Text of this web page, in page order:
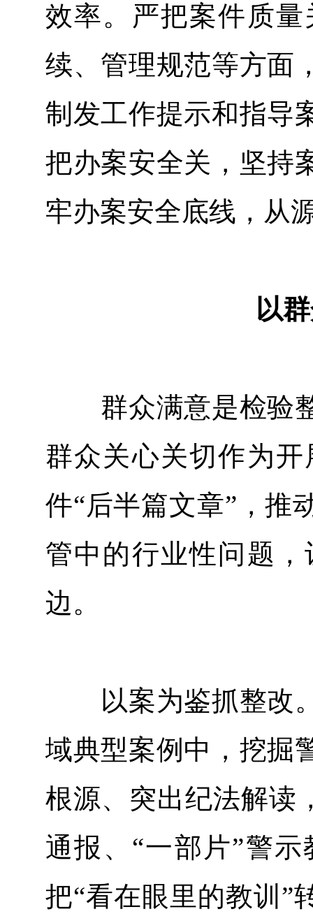
效率。严把案件质
续、管理规范等方面
制发工作提示和指导
把办案安全关，坚持
牢办案安全底线，从
以
群众满意是检验整
群众关心关切作为
件“后半篇文章”，推
管中的行业性问题
边。
以案为鉴抓整改。
域典型案例中，挖掘
根源、突出纪法解读
通报、“一部片”警
把“看在眼里的教训”